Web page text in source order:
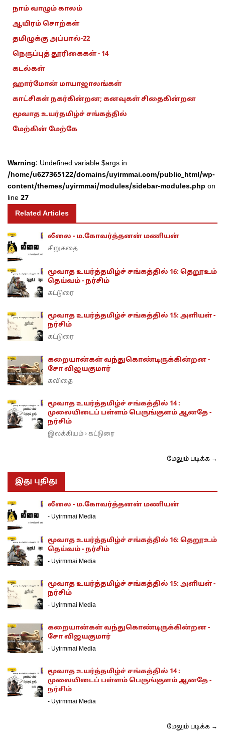
நாம் வாழும் காலம்
ஆயிரம் சொற்கள்
தமிழுக்கு அப்பால்-22
நெருப்புத் தூரிகைகள் - 14
கடல்கள்
ஹார்மோன் மாயாஜாலங்கள்
காட்சிகள் நகர்கின்றன; கனவுகள் சிதைகின்றன
மூவாத உயர்தமிழ்ச் சங்கத்தில்
மேற்கின் மேற்கே
Warning: Undefined variable $args in
/home/u627365122/domains/uyirmmai.com/public_html/wp-
content/themes/uyirmmai/modules/sidebar-modules.php on
line 27
Related Articles
லீலை - ம.கோவர்த்தனன் மணியன்
சிறுகதை
மூவாத உயர்த்தமிழ்ச் சங்கத்தில் 16: தெறூஉம்
தெய்வம் - நர்சிம்
கட்டுரை
மூவாத உயர்த்தமிழ்ச் சங்கத்தில் 15: அளியள் -
நர்சிம்
கட்டுரை
கறையான்கள் வந்துகொண்டிருக்கின்றன -
சோ விஜயகுமார்
கவிதை
மூவாத உயர்த்தமிழ்ச் சங்கத்தில் 14 :
முலையிடைப் பள்ளம் பெருங்குளம் ஆனதே -
நர்சிம்
இலக்கியம் › கட்டுரை
மேலும் படிக்க →
இது புதிது
லீலை - ம.கோவர்த்தனன் மணியன்
- Uyirmmai Media
மூவாத உயர்த்தமிழ்ச் சங்கத்தில் 16: தெறூஉம்
தெய்வம் - நர்சிம்
- Uyirmmai Media
மூவாத உயர்த்தமிழ்ச் சங்கத்தில் 15: அளியள் -
நர்சிம்
- Uyirmmai Media
கறையான்கள் வந்துகொண்டிருக்கின்றன -
சோ விஜயகுமார்
- Uyirmmai Media
மூவாத உயர்த்தமிழ்ச் சங்கத்தில் 14 :
முலையிடைப் பள்ளம் பெருங்குளம் ஆனதே -
நர்சிம்
- Uyirmmai Media
மேலும் படிக்க →